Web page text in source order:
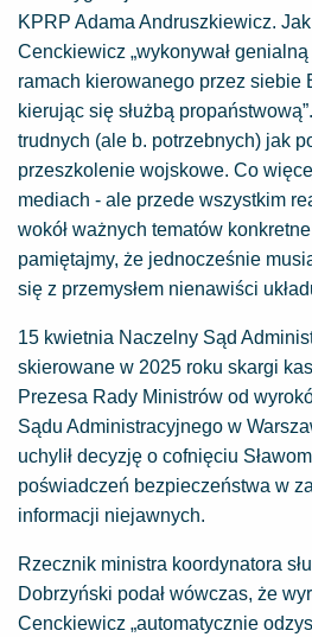
KPRP Adama Andruszkiewicz.
Cenckiewicz „wykonywał
ramach kierowanego przez siebie
kierując się służbą
trudnych (ale b. potrzebnych) jak
przeszkolenie wojskowe. Co
mediach - ale przede wszystkim
wokół ważnych tematów
pamiętajmy, że jednocześnie
się z przemysłem nienawiści
15 kwietnia Naczelny Sąd
skierowane w 2025 roku skargi
Prezesa Rady Ministrów od
Sądu Administracyjnego w
uchylił decyzję o cofnięciu
poświadczeń bezpieczeństwa w
informacji niejawnych.
Rzecznik ministra koordynatora
Dobrzyński podał wówczas, że
Cenckiewicz „automatycznie